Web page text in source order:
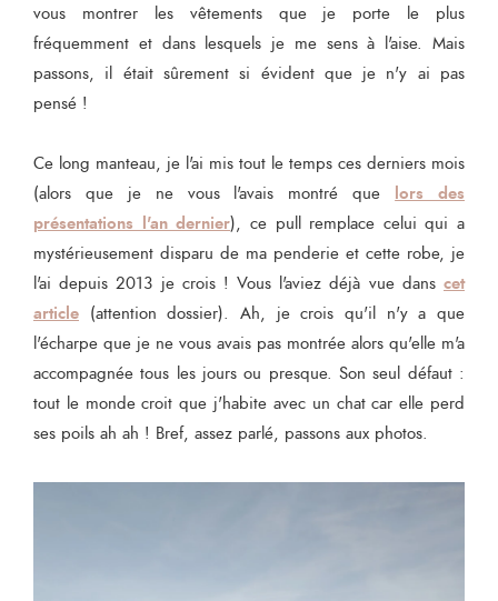
vous montrer les vêtements que je porte le plus
fréquemment et dans lesquels je me sens à l'aise. Mais
passons, il était sûrement si évident que je n'y ai pas
pensé !
Ce long manteau, je l'ai mis tout le temps ces derniers mois
(alors que je ne vous l'avais montré que lors des
présentations l'an dernier), ce pull remplace celui qui a
mystérieusement disparu de ma penderie et cette robe, je
l'ai depuis 2013 je crois ! Vous l'aviez déjà vue dans cet
article (attention dossier). Ah, je crois qu'il n'y a que
l'écharpe que je ne vous avais pas montrée alors qu'elle m'a
accompagnée tous les jours ou presque. Son seul défaut :
tout le monde croit que j'habite avec un chat car elle perd
ses poils ah ah ! Bref, assez parlé, passons aux photos.